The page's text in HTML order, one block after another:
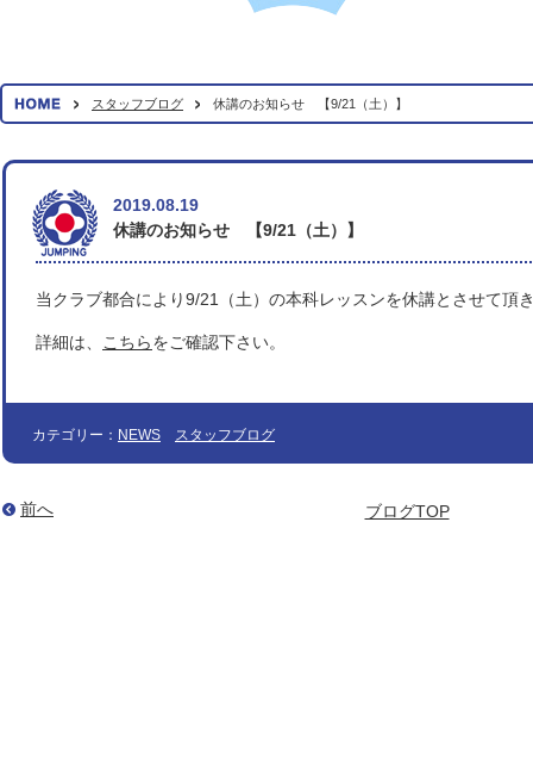
スタッフブログ 休講のお知らせ 【9/21（土）】
2019.08.19
休講のお知らせ 【9/21（土）】
当クラブ都合により9/21（土）の本科レッスンを休講とさせて頂
詳細は、 こちらをご確認下さい。
カテゴリー： NEWS スタッフブログ
前へ ブログTOP